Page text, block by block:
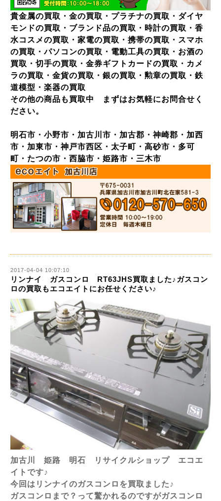
貴金属の買取・金の買取・プラチナの買取・ダイヤ
モンドの買取・ブランド品の買取・時計の買取・香
水コスメの買取・家電の買取・携帯の買取・スマホ
の買取・パソコンの買取・電動工具の買取・お酒の
買取・切手の買取・金券ギフトカードの買取・カメ
ラの買取・金貨の買取・銀の買取・勲章の買取・鉄
道模型・楽器の買取
その他の商品も買取中 まずはお気軽にお問合せく
ださい。
明石市・小野市・加古川市・加古郡・神崎郡・加西
市・加東市・神戸市西区・太子町・高砂市・多可
町・たつの市・西脇市・姫路市・三木市
2017-04-04 10:07:10
リンナイ ガスコンロ RT63JHS買取ました♪ガスコン
ロの買取もエコエイトにお任せください♪
加古川 姫路 明石 リサイクルショップ エコエ
イトです♪
今回はリンナイのガスコンロを買取ました♪
ガスコンロまで？って驚かれるのですがガスコンロ